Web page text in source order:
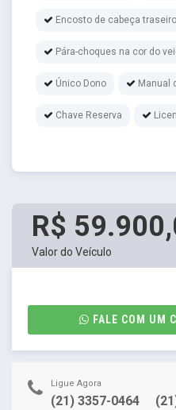
Encosto de cabeça traseiro
Pára-choques na cor do
Único Dono Manual
Chave Reserva
R$
Valor do Veículo
FALE COM UM
Ligue Agora
(21) 3357-0464